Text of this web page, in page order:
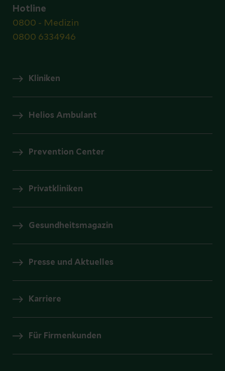
Hotline
0800 - Medizin
0800 6334946
Kliniken
Helios Ambulant
Prevention Center
Privatkliniken
Gesundheitsmagazin
Presse und Aktuelles
Karriere
Für Firmenkunden